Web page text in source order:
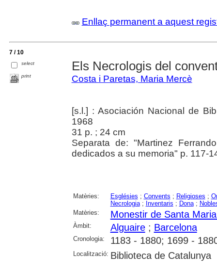
Enllaç permanent a aquest
7 / 10
select
print
Els Necrologis del
Costa i Paretas, Maria Mercè
[s.l.] : Asociación Nacional de
1968
31 p. ; 24 cm
Separata de: "Martinez
dedicados a su memoria" p. 117-
Matèries: Esglésies ; Convents ; Religioses ;
Necrologia; Inventaris ; Dona;
Matèries:
Monestir de Santa
Àmbit: Alguaire; Barcelona
Cronologia: 1183 - 1880; 1699 -
Localització: Biblioteca de Catalunya